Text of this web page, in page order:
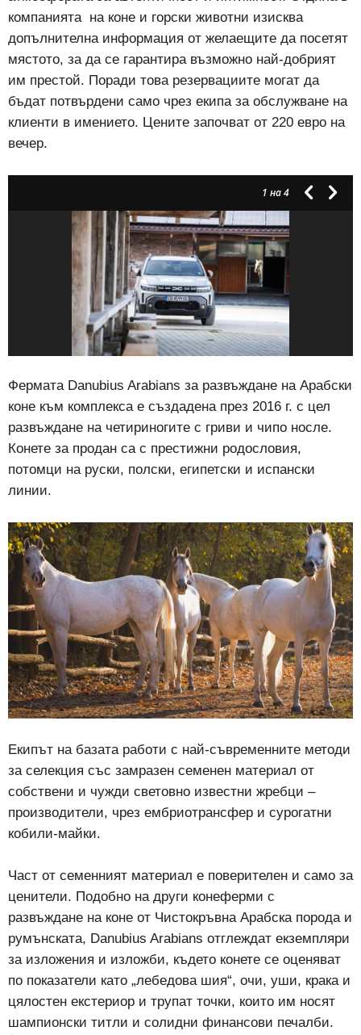
компанията на коне и горски животни изисква
допълнителна информация от желаещите да посетят
мястото, за да се гарантира възможно най-добрият
им престой. Поради това резервациите могат да
бъдат потвърдени само чрез екипа за обслужване на
клиенти в имението. Цените започват от 220 евро на
вечер.
1 на 4
Фермата Danubius Arabians за развъждане на Арабски
коне към комплекса е създадена през 2016 г. с цел
развъждане на четириногите с гриви и чипо носле.
Конете за продан са с престижни родословия,
потомци на руски, полски, египетски и испански
линии.
Екипът на базата работи с най-съвременните методи
за селекция със замразен семенен материал от
собствени и чужди световно известни жребци –
производители, чрез ембриотрансфер и сурогатни
кобили-майки.
Част от семенният материал е поверителен и само за
ценители. Подобно на други конеферми с
развъждане на коне от Чистокръвна Арабска порода и
румънската, Danubius Arabians отглеждат екземпляри
за изложения и изложби, където конете се оценяват
по показатели като „лебедова шия“, очи, уши, крака и
цялостен екстериор и трупат точки, които им носят
шампионски титли и солидни финансови печалби.